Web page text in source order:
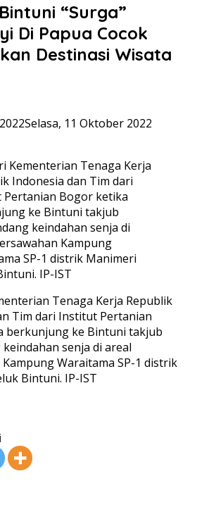
“Surga”
Di Papua Cocok
Destinasi Wisata
Selasa, 11 Oktober 2022
Kementerian Tenaga Kerja
Indonesia dan Tim dari
Bogor ketika
ke Bintuni takjub
keindahan senja di
Kampung
SP-1 distrik Manimeri
IP-IST
Tenaga Kerja Republik
Tim dari Institut Pertanian
berkunjung ke Bintuni takjub
senja di areal
Waraitama SP-1 distrik
Bintuni. IP-IST